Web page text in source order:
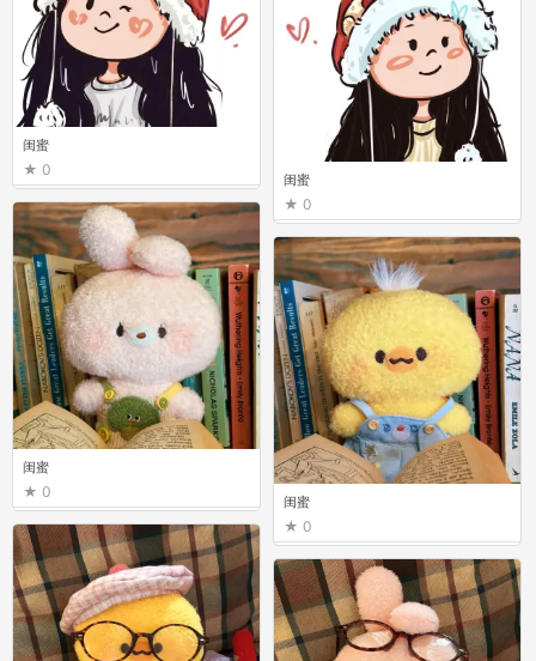
闺蜜
0
闺蜜
0
闺蜜
0
闺蜜
0